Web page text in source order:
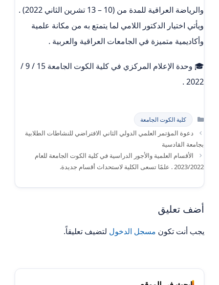
والرياضة العراقية للمدة من (10 – 13 تشرين الثاني 2022) .
ويأتي اختيار الدكتور اللامي لما يتمتع به من مكانة علمية
وأكاديمية متميزة في الجامعات العراقية والعربية .
🎓 وحدة الإعلام المركزي في كلية الكوت الجامعة 15 / 9 /
2022 .
التصنيفات
كلية الكوت الجامعة
دعوة المؤتمر العلمي الدولي الثاني الافتراضي للنشاطات الطلابية
بجامعة القادسية
الأقسام العلمية والأجور الدراسية في كلية الكوت الجامعة للعام
2023/2022 . علمًا تسعى الكلية لاستحداث أقسام جديدة.
أضف تعليق
يجب أنت تكون مسجل الدخول لتضيف تعليقاً.